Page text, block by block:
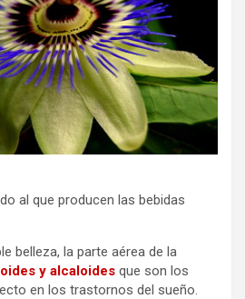
al que producen las bebidas
belleza, la parte aérea de la
y alcaloides que son los
en los trastornos del sueño.